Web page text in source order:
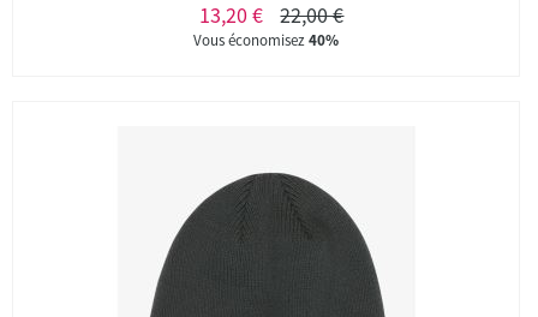
13,20 € 22,00 €
Vous économisez40%